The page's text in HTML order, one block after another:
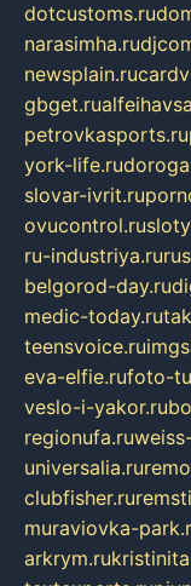
dotcustoms.ru
narasimha.ru
newsplain.ru
gbget.ru
petrovkasports.ru
york-life.ru
slovar-ivrit.ru
ovucontrol.ru
ru-industriya.ru
belgorod-day.ru
medic-today.ru
teensvoice.ru
eva-elfie.rufoto-
veslo-i-yakor.ru
regionufa.ru
universalia.ru
clubfisher.ru
muraviovka-
arkrym.ru